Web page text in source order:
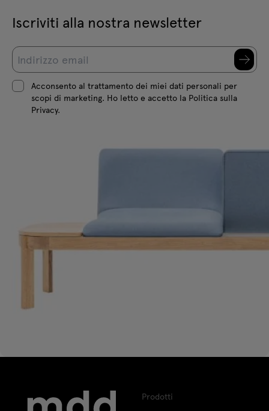
Iscriviti alla nostra newsletter
Acconsento al trattamento dei miei dati personali per
scopi di marketing. Ho letto e accetto la Politica sulla
Privacy.
Prodotti